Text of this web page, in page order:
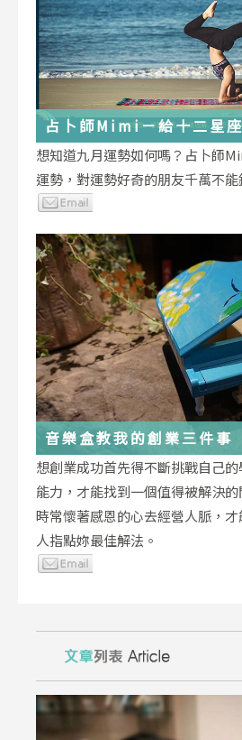
占卜師Mimi－給十二星
運勢小叮嚀
想知道九月運勢如何嗎？占卜師
運勢，對運勢好奇的朋友千萬不能
音樂盒教我的創業三件事
想創業成功首先得不斷挑戰自己
能力，才能找到一個值得被解決
時常懷著感恩的心去經營人脈，
人指點妳最佳解法。